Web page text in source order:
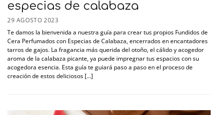
especias de calabaza
29 AGOSTO 2023
Te damos la bienvenida a nuestra guía para crear tus propios Fundidos de
Cera Perfumados con Especias de Calabaza, encerrados en encantadores
tarros de gajos. La fragancia más querida del otoño, el cálido y acogedor
aroma de la calabaza picante, ya puede impregnar tus espacios con su
acogedora esencia. Esta guía te guiará paso a paso en el proceso de
creación de estos deliciosos [...]